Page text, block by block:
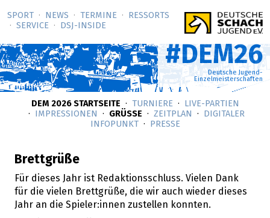
SPORT NEWS TERMINE
RESSORTS
SERVICE
DSJ-­INSIDE
#DEM26
Deutsche Jugend-
Einzelmeisterschaften
DEM 2026 STARTSEITE TURNIERE
LIVE-PARTIEN
IMPRESSIONEN
GRÜSSE ZEITPLAN
DIGITALER
INFOPUNKT
PRESSE
Brettgrüße
Für dieses Jahr ist Redaktionsschluss. Vielen Dank
für die vielen Brettgrüße, die wir auch wieder dieses
Jahr an die Spieler:innen zustellen konnten.